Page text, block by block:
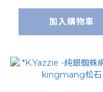
加入購物車